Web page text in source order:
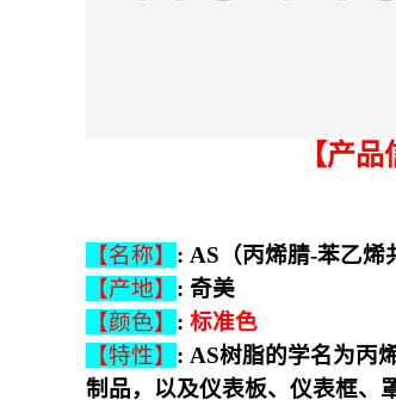
【产品
【名称】 : AS（丙烯腈-苯乙烯
【产地】 : 奇美
【颜色】 : 标准色
【特性】 : AS树脂的学名为丙
制品，以及仪表板、仪表框、